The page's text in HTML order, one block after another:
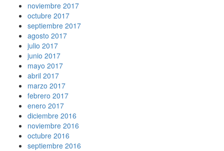
noviembre 2017
octubre 2017
septiembre 2017
agosto 2017
julio 2017
junio 2017
mayo 2017
abril 2017
marzo 2017
febrero 2017
enero 2017
diciembre 2016
noviembre 2016
octubre 2016
septiembre 2016